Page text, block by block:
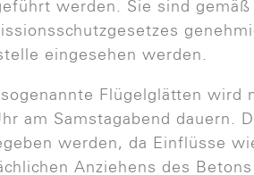
werden. Sie sind gemäß
eingesehen werden.
sogenannte Flügelglätten wird
am Samstagabend dauern.
werden, da Einflüsse
Anziehens des